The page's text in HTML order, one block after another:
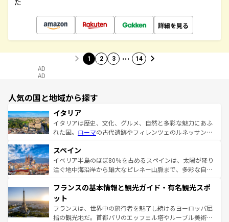
た
詳細を見る
1 2 3 … 14
AD
AD
人気の国と地域から探す
イタリア
イタリアは歴史、文化、グルメ、自然と多彩な魅力にあふ
れた国。 ローマの古代遺跡やフィレンツェのルネッサンス
ろん、トスカーナの美しい田園風景やアマルフィ海岸の絶
景など、自然景観も見逃せない。観光の合間には、本場の
ピザやパスタなど、絶品のイタリア料理を堪能することも
ませてくれるイタリアで、忘れられない旅をしてみよう！
なお、新着のイタリア情報は
しい。
スペイン
イベリア半島のほぼ80％を占めるスペインは、太陽が降り
注ぐ地中海沿岸から雄大なピレネー山脈まで、多彩な自然
文化が根付くこの国では、情熱的なフラメンコ、熱気あふ
れる闘牛、そして美味しいタパスが生活の一部となってい
る。首都マドリードの洗練された雰囲気や、バルセロナの
アートに溢れた街角から、地方では古代ローマ遺跡や中世
フランスの基本情報と観光ガイド・有名観光スポ
ット
フランスは、世界中の旅行者を魅了し続けるヨーロッパ屈
指の観光地だ。首都パリのエッフェル塔やルーブル美術館